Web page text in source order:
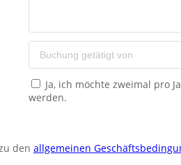
Ja, ich möchte zweimal pro
werden.
den allgemeinen